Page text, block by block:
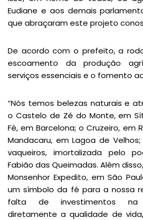
Eudiane e aos demais
que abraçaram este projeto
De acordo com o prefeito, a
escoamento da produção
serviços essenciais e o fomento
“Nós temos belezas naturais e
o Castelo de Zé do Monte, em
Fé, em Barcelona; o Cruzeiro, em
Mandacaru, em Lagoa de
vaqueiros, imortalizada pelo
Fabião das Queimadas. Além
Monsenhor Expedito, em São
um símbolo da fé para a nossa
falta de investimentos na
diretamente a qualidade de